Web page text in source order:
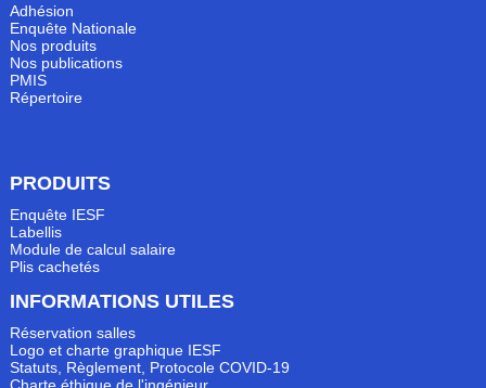
Adhésion
Enquête Nationale
Nos produits
Nos publications
PMIS
Répertoire
PRODUITS
Enquête IESF
Labellis
Module de calcul salaire
Plis cachetés
INFORMATIONS UTILES
Réservation salles
Logo et charte graphique IESF
Statuts, Règlement, Protocole COVID-19